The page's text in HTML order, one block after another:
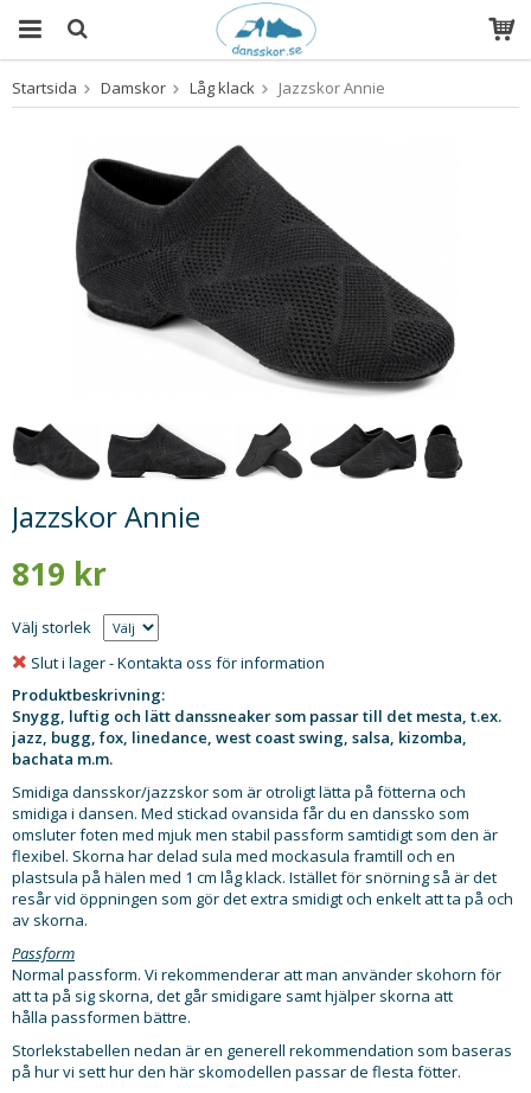
Produkten har blivit tillagd i varukorgen
Startsida Damskor Låg klack Jazzskor Annie
Jazzskor Annie
819 kr
Välj storlek
Slut i lager - Kontakta oss för information
Produktbeskrivning:
Snygg, luftig och lätt danssneaker som passar till det mesta, t.ex.
jazz, bugg, fox, linedance, west coast swing, salsa, kizomba,
bachata m.m.
Smidiga dansskor/jazzskor som är otroligt lätta på fötterna och
smidiga i dansen. Med stickad ovansida får du en danssko som
omsluter foten med mjuk men stabil passform samtidigt som den är
flexibel. Skorna har delad sula med mockasula framtill och en
plastsula på hälen med 1 cm låg klack. Istället för snörning så är det
resår vid öppningen som gör det extra smidigt och enkelt att ta på och
av skorna.
Passform
Normal passform. Vi rekommenderar att man använder skohorn för
att ta på sig skorna, det går smidigare samt hjälper skorna att
hålla passformen bättre.
Storlekstabellen nedan är en generell rekommendation som baseras
på hur vi sett hur den här skomodellen passar de flesta fötter.